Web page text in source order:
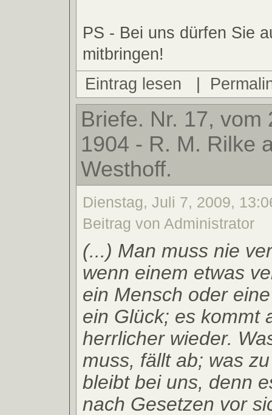
PS - Bei uns dürfen Sie
mitbringen!
Eintrag lesen
|
Briefe. Nr. 17, vom
1904 - R. M. Rilke
Westhoff.
Dienstag, Juli 7, 2009,
Beitrag von Administrator
(...) Man muss nie
wenn einem etwas
ein Mensch oder
ein Glück; es kommt
herrlicher wieder.
muss, fällt ab; was
bleibt bei uns, denn
nach Gesetzen vor